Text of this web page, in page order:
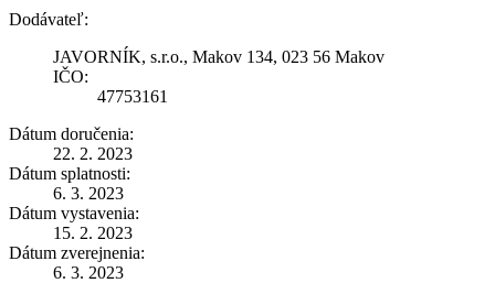
Dodávateľ:
JAVORNÍK, s.r.o., Makov 134, 023 56 Makov
IČO:
47753161
Dátum doručenia:
22. 2. 2023
Dátum splatnosti:
6. 3. 2023
Dátum vystavenia:
15. 2. 2023
Dátum zverejnenia:
6. 3. 2023